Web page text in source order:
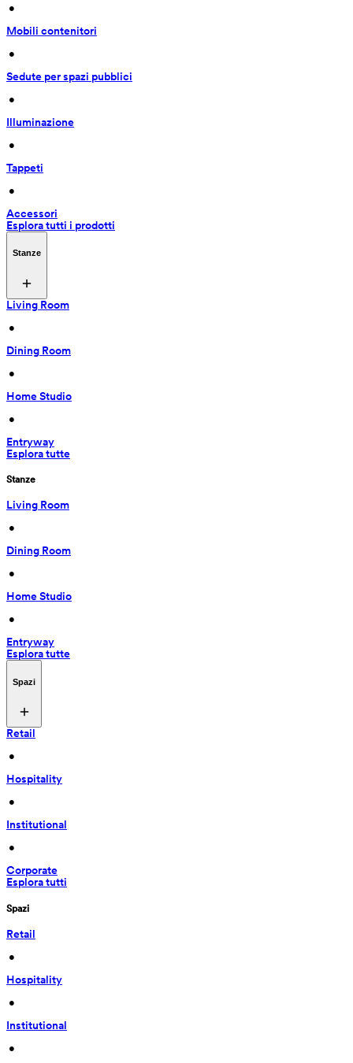
•
Mobili contenitori
•
Sedute per spazi pubblici
•
Illuminazione
•
Tappeti
•
Accessori
Esplora tutti i prodotti
Stanze
Living Room
•
Dining Room
•
Home Studio
•
Entryway
Esplora tutte
Stanze
Living Room
•
Dining Room
•
Home Studio
•
Entryway
Esplora tutte
Spazi
Retail
•
Hospitality
•
Institutional
•
Corporate
Esplora tutti
Spazi
Retail
•
Hospitality
•
Institutional
•